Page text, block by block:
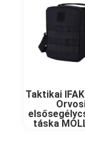
Taktikai
táska